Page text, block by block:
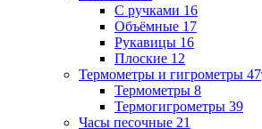
С ручками 16
Объёмные 17
Рукавицы 16
Плоские 12
Термометры и гигрометры 47
Термометры 8
Термогигрометры 39
Часы песочные 21